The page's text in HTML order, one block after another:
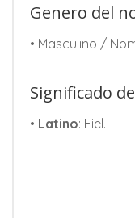
Genero del
• Masculino /
Significado
• Latino: Fiel.